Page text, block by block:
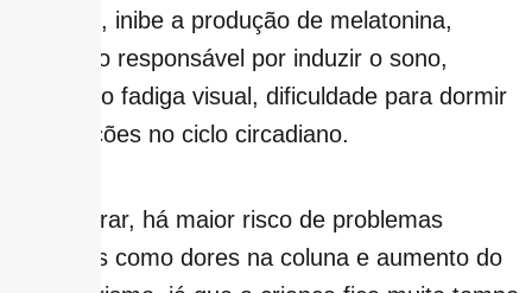
exemplo, inibe a produção de melatonina,
hormônio responsável por induzir o sono,
causando fadiga visual, dificuldade para dormir
e alterações no ciclo circadiano.
Para piorar, há maior risco de problemas
posturais como dores na coluna e aumento do